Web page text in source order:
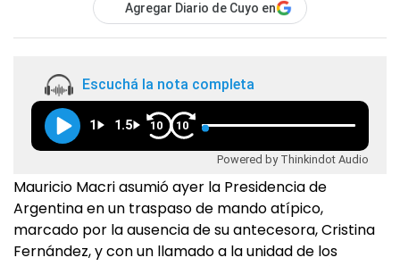
Agregar Diario de Cuyo en
Escuchá la nota completa
1 1.5 10 10
Powered by Thinkindot Audio
Mauricio Macri asumió ayer la Presidencia de
Argentina en un traspaso de mando atípico,
marcado por la ausencia de su antecesora, Cristina
Fernández, y con un llamado a la unidad de los